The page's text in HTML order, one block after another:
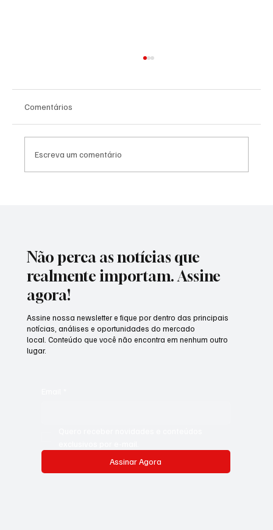
Comentários
Escreva um comentário
Não perca as notícias que
realmente importam. Assine
agora!
Assinar Agora
Assine nossa newsletter e fique por dentro das principais
notícias, análises e oportunidades do mercado
local. Conteúdo que você não encontra em nenhum outro
lugar.